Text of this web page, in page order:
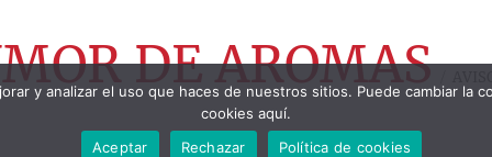
DE AROMAS
y analizar el uso que haces de nuestros sitios. Puede cambiar
cookies aquí.
Aceptar
Rechazar Política de cookies